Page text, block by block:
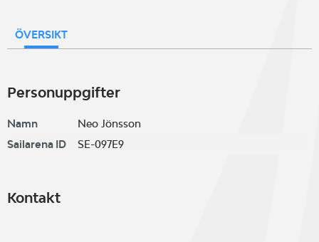
ÖVERSIKT
Personuppgifter
Namn
Neo Jönsson
Sailarena ID
SE-097E9
Kontakt